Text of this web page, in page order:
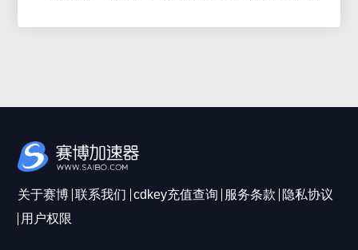
关于赛博 联系我们 cdkey充值查询 服务条款
隐私协议
用户权限